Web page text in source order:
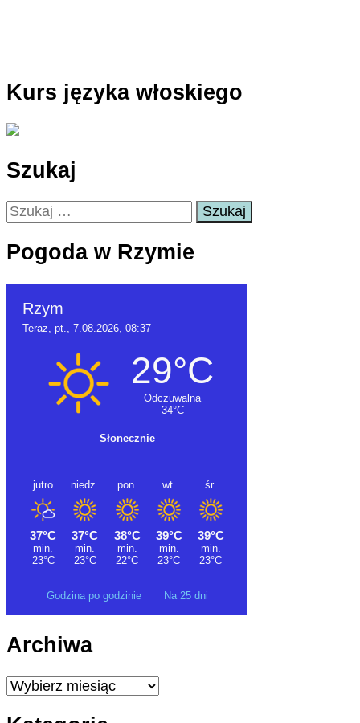
Kurs języka włoskiego
Szukaj
Szukaj:
Pogoda w Rzymie
Godzina po godzinie Na 25 dni
Archiwa
Archiwa